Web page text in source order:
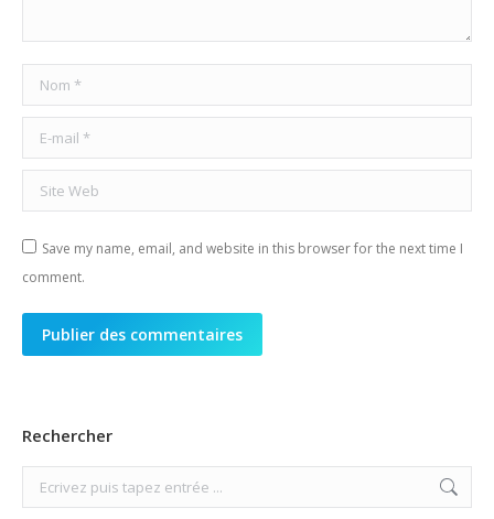
Nom *
E-mail *
Site Web
Save my name, email, and website in this browser for the next time I
comment.
Publier des commentaires
Rechercher
Search: